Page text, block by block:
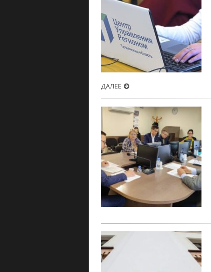
ДАЛЕЕ